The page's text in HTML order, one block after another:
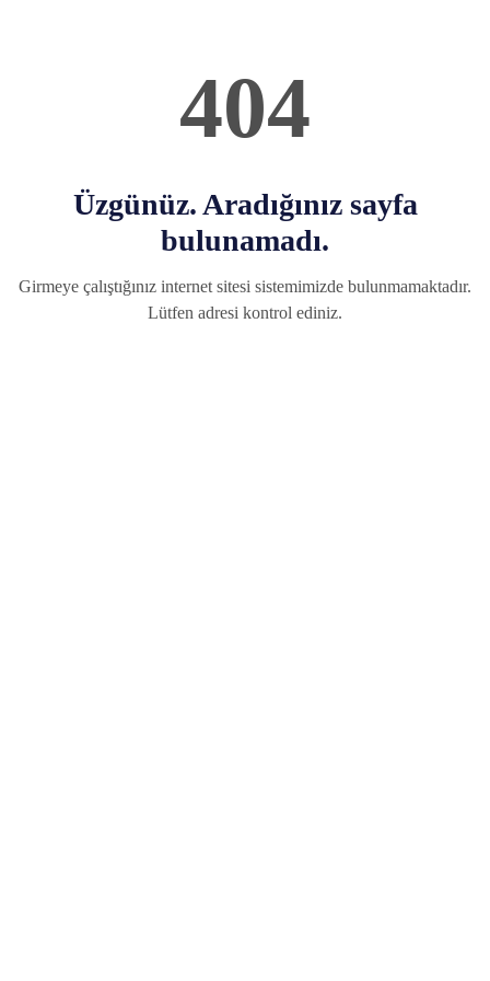
404
Üzgünüz. Aradığınız sayfa
bulunamadı.
Girmeye çalıştığınız internet sitesi sistemimizde bulunmamaktadır.
Lütfen adresi kontrol ediniz.